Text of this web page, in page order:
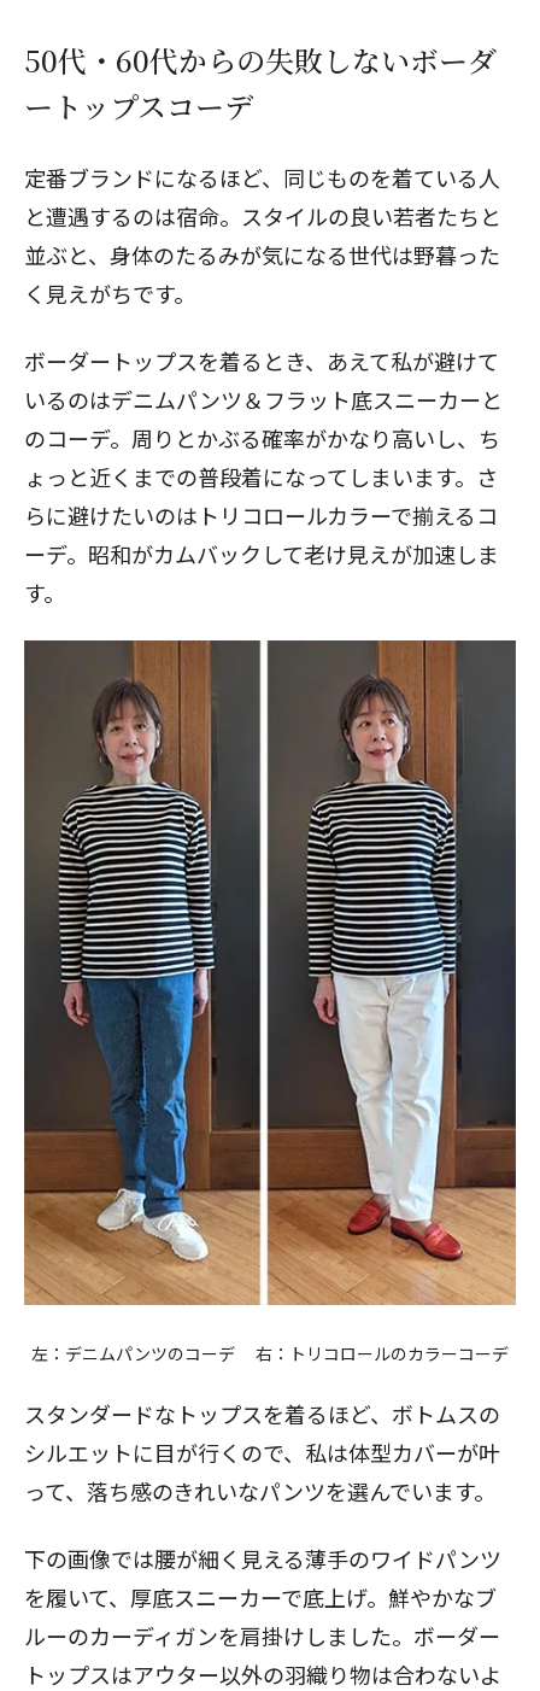
50代・60代からの失敗しないボーダ
ートップスコーデ
定番ブランドになるほど、同じものを着ている人
と遭遇するのは宿命。スタイルの良い若者たちと
並ぶと、身体のたるみが気になる世代は野暮った
く見えがちです。
ボーダートップスを着るとき、あえて私が避けて
いるのはデニムパンツ＆フラット底スニーカーと
のコーデ。周りとかぶる確率がかなり高いし、ち
ょっと近くまでの普段着になってしまいます。さ
らに避けたいのはトリコロールカラーで揃えるコ
ーデ。昭和がカムバックして老け見えが加速しま
す。
左：デニムパンツのコーデ 右：トリコロールのカラーコーデ
スタンダードなトップスを着るほど、ボトムスの
シルエットに目が行くので、私は体型カバーが叶
って、落ち感のきれいなパンツを選んでいます。
下の画像では腰が細く見える薄手のワイドパンツ
を履いて、厚底スニーカーで底上げ。鮮やかなブ
ルーのカーディガンを肩掛けしました。ボーダー
トップスはアウター以外の羽織り物は合わないよ